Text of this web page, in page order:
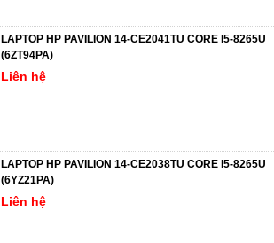
LAPTOP HP PAVILION 14-CE2041TU CORE I5-8265U
(6ZT94PA)
Liên hệ
LAPTOP HP PAVILION 14-CE2038TU CORE I5-8265U
(6YZ21PA)
Liên hệ